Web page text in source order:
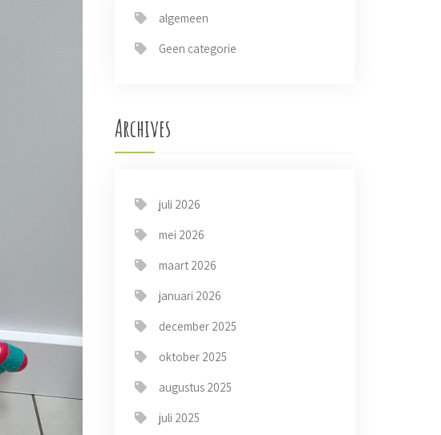
algemeen
Geen categorie
Archives
juli 2026
mei 2026
maart 2026
januari 2026
december 2025
oktober 2025
augustus 2025
juli 2025